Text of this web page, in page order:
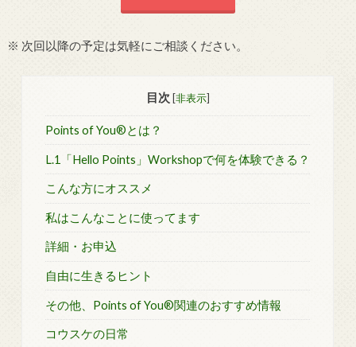
※ 次回以降の予定は気軽にご相談ください。
目次 [非表示]
Points of You®とは？
L.1「Hello Points」Workshopで何を体験できる？
こんな方にオススメ
私はこんなことに使ってます
詳細・お申込
自由に生きるヒント
その他、Points of You®関連のおすすめ情報
コウスケの日常